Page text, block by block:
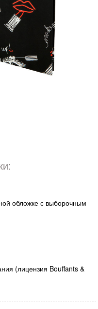
обложке с выборочным
(лицензия Bouffants &